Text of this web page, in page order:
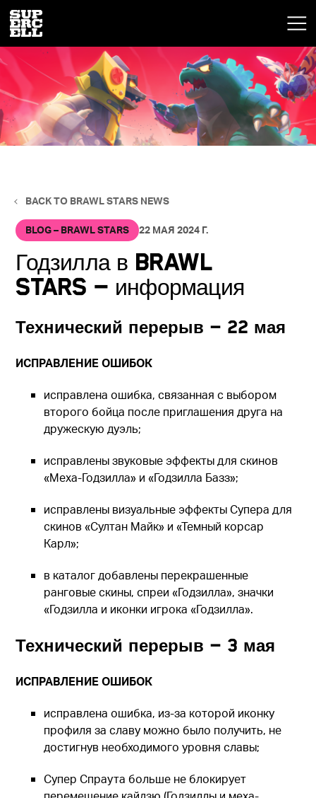
BACK TO BRAWL STARS NEWS
BLOG – BRAWL STARS 22 МАЯ 2024 Г.
Годзилла в Brawl
Stars — информация
Технический перерыв — 22 мая
ИСПРАВЛЕНИЕ ОШИБОК
исправлена ошибка, связанная с выбором
второго бойца после приглашения друга на
дружескую дуэль;
исправлены звуковые эффекты для скинов
«Меха-Годзилла» и «Годзилла Базз»;
исправлены визуальные эффекты Супера для
скинов «Султан Майк» и «Темный корсар
Карл»;
в каталог добавлены перекрашенные
ранговые скины, спреи «Годзилла», значки
«Годзилла и иконки игрока «Годзилла».
Технический перерыв — 3 мая
ИСПРАВЛЕНИЕ ОШИБОК
исправлена ошибка, из-за которой иконку
профиля за славу можно было получить, не
достигнув необходимого уровня славы;
Супер Спраута больше не блокирует